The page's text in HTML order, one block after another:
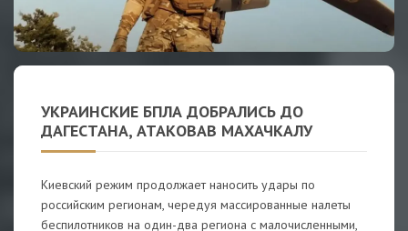
УКРАИНСКИЕ БПЛА ДОБРАЛИСЬ ДО
ДАГЕСТАНА, АТАКОВАВ МАХАЧКАЛУ
Киевский режим продолжает наносить удары по
российским регионам, чередуя массированные налеты
беспилотников на один-два региона с малочисленными,